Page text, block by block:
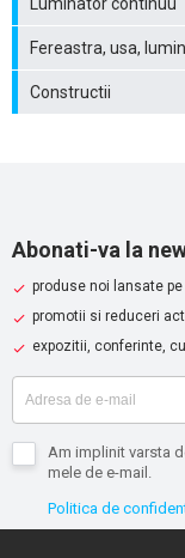
Fereastra, usa,
Constructii
Abonati-va la
produse noi lansate
promotii si reduceri
expozitii, conferinte,
Am implinit varsta
mele de e-mail.
Politica de